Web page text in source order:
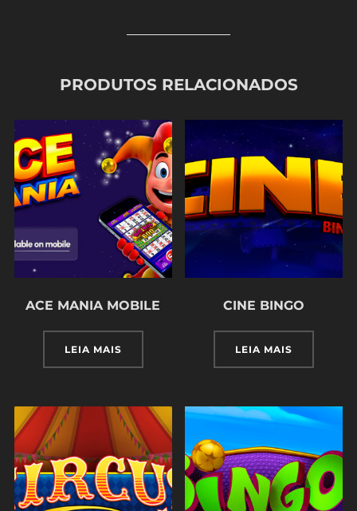
PRODUTOS RELACIONADOS
ACE MANIA MOBILE
LEIA MAIS
CINE BINGO
LEIA MAIS